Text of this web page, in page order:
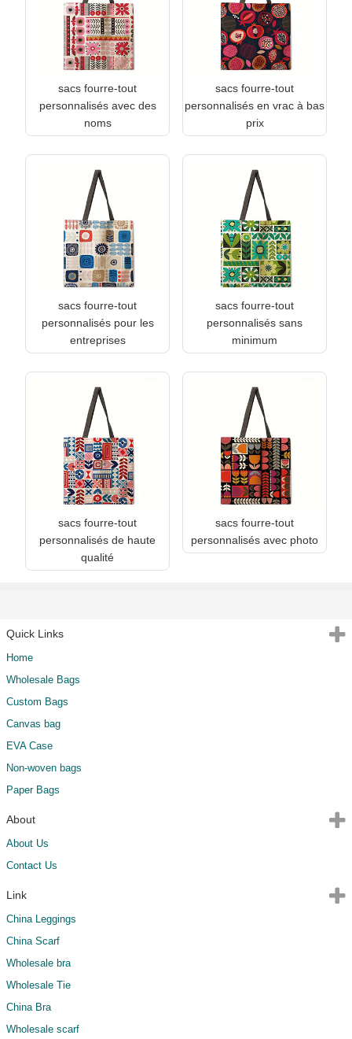
sacs fourre-tout
personnalisés avec des
noms
sacs fourre-tout
personnalisés en vrac à bas
prix
sacs fourre-tout
personnalisés pour les
entreprises
sacs fourre-tout
personnalisés sans
minimum
sacs fourre-tout
personnalisés de haute
qualité
sacs fourre-tout
personnalisés avec photo
Quick Links
Home
Wholesale Bags
Custom Bags
Canvas bag
EVA Case
Non-woven bags
Paper Bags
About
About Us
Contact Us
Link
China Leggings
China Scarf
Wholesale bra
Wholesale Tie
China Bra
Wholesale scarf